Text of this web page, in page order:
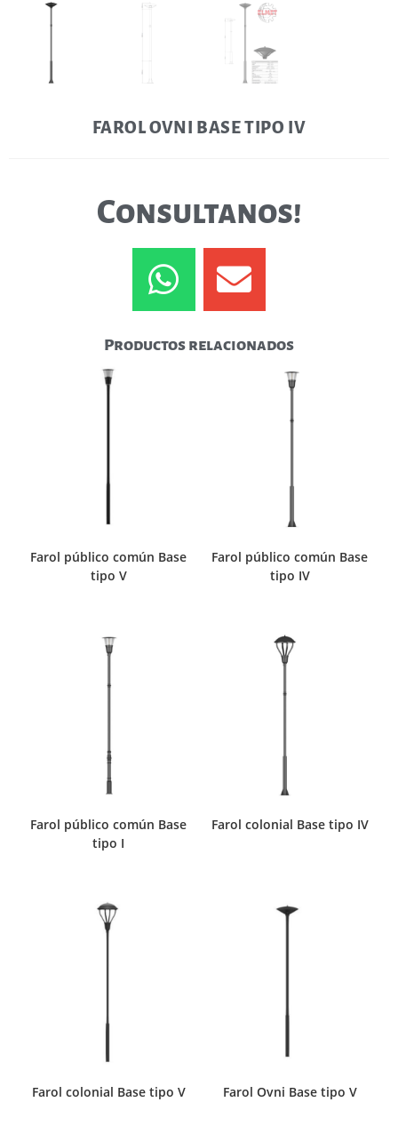
FAROL OVNI BASE TIPO IV
Consultanos!
Productos relacionados
Farol público común Base
tipo V
Farol público común Base
tipo IV
Farol público común Base
tipo I
Farol colonial Base tipo IV
Farol colonial Base tipo V Farol Ovni Base tipo V